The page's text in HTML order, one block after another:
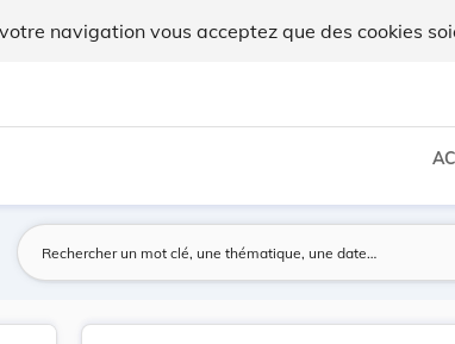
navigation vous acceptez que des cookies